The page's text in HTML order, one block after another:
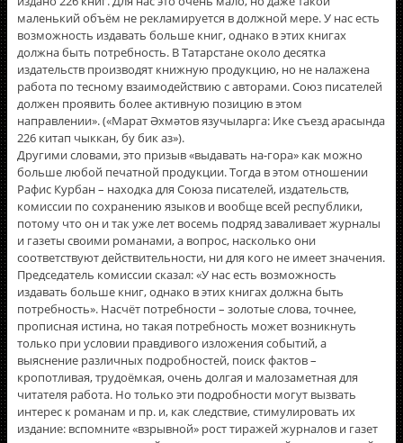
маленький объём не рекламируется в должной мере. У нас есть
возможность издавать больше книг, однако в этих книгах
должна быть потребность. В Татарстане около десятка
издательств производят книжную продукцию, но не налажена
работа по тесному взаимодействию с авторами. Союз писателей
должен проявить более активную позицию в этом
направлении». («Марат Әхмәтов язучыларга: Ике съезд арасында
226 китап чыккан, бу бик аз»).
Другими словами, это призыв «выдавать на-гора» как можно
больше любой печатной продукции. Тогда в этом отношении
Рафис Курбан – находка для Союза писателей, издательств,
комиссии по сохранению языков и вообще всей республики,
потому что он и так уже лет восемь подряд заваливает журналы
и газеты своими романами, а вопрос, насколько они
соответствуют действительности, ни для кого не имеет значения.
Председатель комиссии сказал: «У нас есть возможность
издавать больше книг, однако в этих книгах должна быть
потребность». Насчёт потребности – золотые слова, точнее,
прописная истина, но такая потребность может возникнуть
только при условии правдивого изложения событий, а
выяснение различных подробностей, поиск фактов –
кропотливая, трудоёмкая, очень долгая и малозаметная для
читателя работа. Но только эти подробности могут вызвать
интерес к романам и пр. и, как следствие, стимулировать их
издание: вспомните «взрывной» рост тиражей журналов и газет